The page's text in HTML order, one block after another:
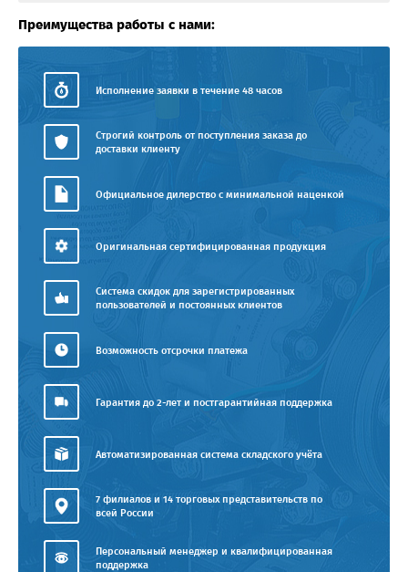
Преимущества работы с нами:
Исполнение заявки в течение 48 часов
Строгий контроль от поступления заказа до
доставки клиенту
Официальное дилерство с минимальной наценкой
Оригинальная сертифицированная продукция
Система скидок для зарегистрированных
пользователей и постоянных клиентов
Возможность отсрочки платежа
Гарантия до 2-лет и постгарантийная поддержка
Автоматизированная система складского учёта
7 филиалов и 14 торговых представительств по
всей России
Персональный менеджер и квалифицированная
поддержка